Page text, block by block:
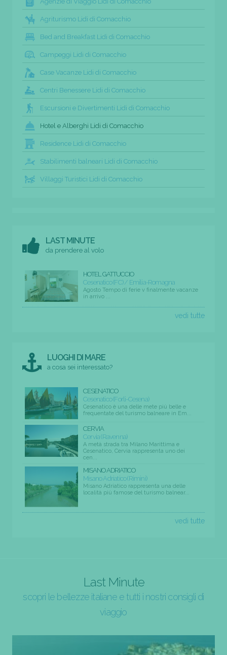
Agriturismo Lidi di Comacchio
Bed and Breakfast Lidi di Comacchio
Campeggi Lidi di Comacchio
Case Vacanze Lidi di Comacchio
Centri Benessere Lidi di Comacchio
Escursioni e Divertimenti Lidi di Comacchio
Hotel e Alberghi Lidi di Comacchio
Residence Lidi di Comacchio
Stabilimenti balneari Lidi di Comacchio
Villaggi Turistici Lidi di Comacchio
LAST MINUTE
da prendere al volo
HOTEL GATTUCCIO
Cesenatico (FC) / Emilia-Romagna
Agosto Tempo di ferie v finalmente vacanze
in arrivo ...
vedi tutte
LUOGHI DI MARE
a cosa sei interessato?
CESENATICO
Cesenatico (Forli-Cesena)
Cesenatico è una delle mete più belle e
frequentate del turismo balneare in Em...
CERVIA
Cervia (Ravenna)
A metà strada tra Milano Marittima e
Cesenatico, Cervia rappresenta uno dei
cen...
MISANO ADRIATICO
Misano Adriatico (Rimini)
Misano Adriatico rappresenta una delle
località più famose del turismo balnear...
vedi tutte
Last Minute
scopri le bellezze italiane e tutti i nostri consigli di
viaggio